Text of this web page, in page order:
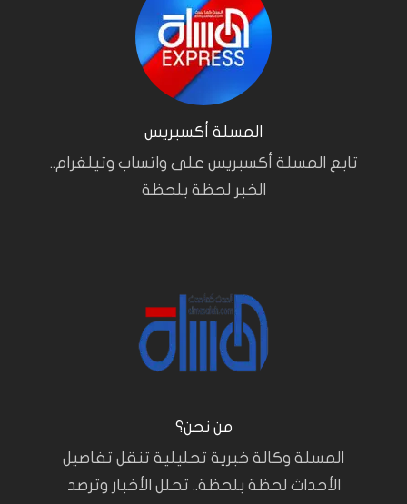
المسلة أكسبريس
تابع المسلة أكسبريس على واتساب وتيلغرام..
الخبر لحظة بلحظة
من نحن؟
المسلة وكالة خبرية تحليلية تنقل تفاصيل
الأحداث لحظة بلحظة.. تحلل الأخبار وترصد